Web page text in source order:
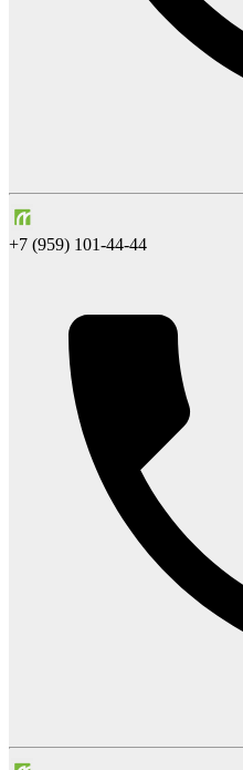
+7 (959) 101-44-44